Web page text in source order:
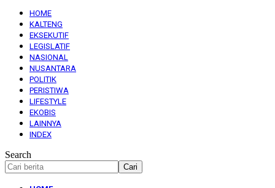
HOME
KALTENG
EKSEKUTIF
LEGISLATIF
NASIONAL
NUSANTARA
POLITIK
PERISTIWA
LIFESTYLE
EKOBIS
LAINNYA
INDEX
Search